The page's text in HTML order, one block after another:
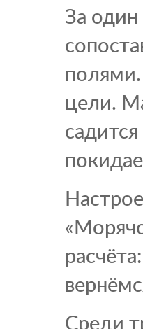
За
цели.
Среди